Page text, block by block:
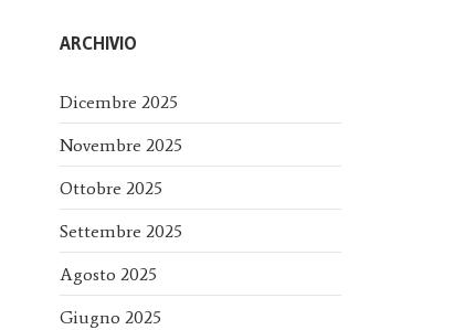
ARCHIVIO
Dicembre 2025
Novembre 2025
Ottobre 2025
Settembre 2025
Agosto 2025
Giugno 2025